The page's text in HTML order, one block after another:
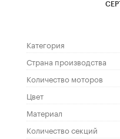
Категория
Страна производства
Количество моторов
Цвет
Материал
Количество секций